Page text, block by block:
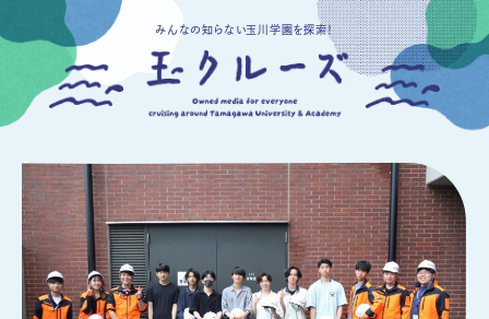
みんなの知らない玉川学園を探索！